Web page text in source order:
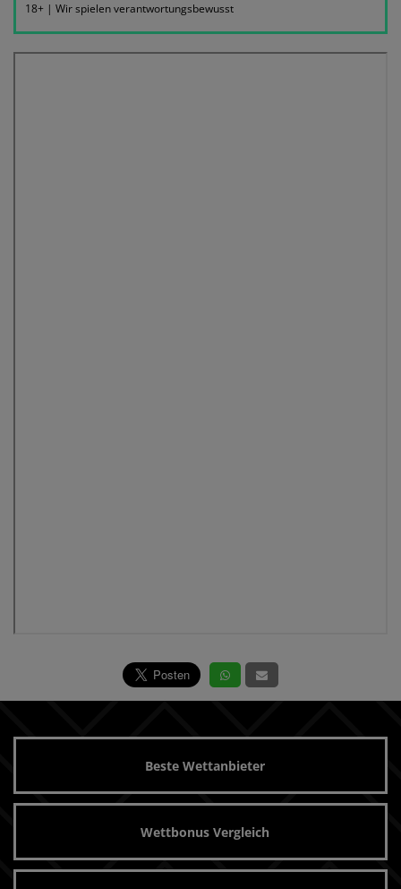
18+ | Wir spielen verantwortungsbewusst
Beste Wettanbieter
Wettbonus Vergleich